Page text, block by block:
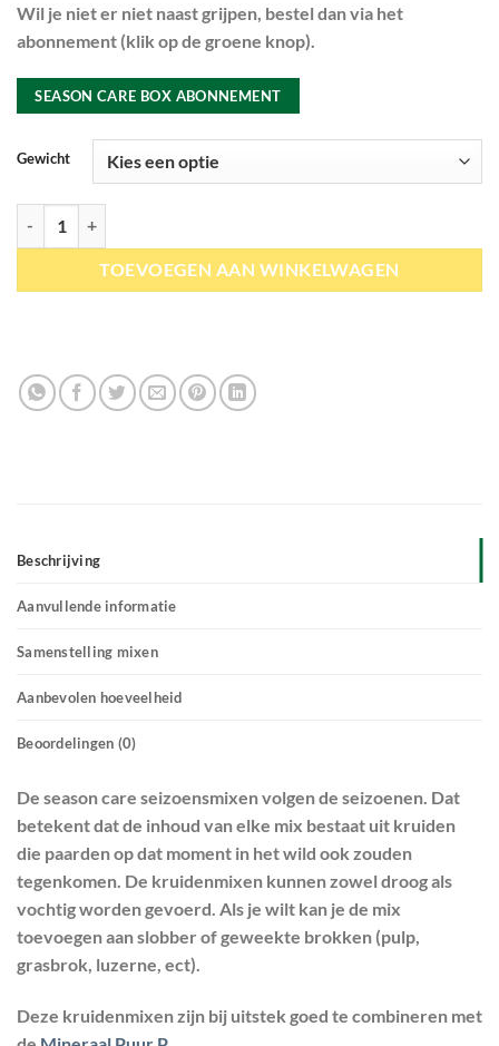
Wil je niet er niet naast grijpen, bestel dan via het
abonnement (klik op de groene knop).
SEASON CARE BOX ABONNEMENT
Gewicht
TOEVOEGEN AAN WINKELWAGEN
Beschrijving
Aanvullende informatie
Samenstelling mixen
Aanbevolen hoeveelheid
Beoordelingen (0)
De season care seizoensmixen volgen de seizoenen. Dat
betekent dat de inhoud van elke mix bestaat uit kruiden
die paarden op dat moment in het wild ook zouden
tegenkomen. De kruidenmixen kunnen zowel droog als
vochtig worden gevoerd. Als je wilt kan je de mix
toevoegen aan slobber of geweekte brokken (pulp,
grasbrok, luzerne, ect).
Deze kruidenmixen zijn bij uitstek goed te combineren met